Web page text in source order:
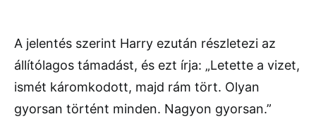
A jelentés szerint Harry ezután részletezi az
állítólagos támadást, és ezt írja: „Letette a vizet,
ismét káromkodott, majd rám tört. Olyan
gyorsan történt minden. Nagyon gyorsan.”